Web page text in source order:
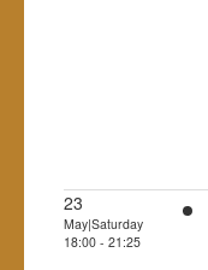
23
May|Saturday
18:00 - 21:25